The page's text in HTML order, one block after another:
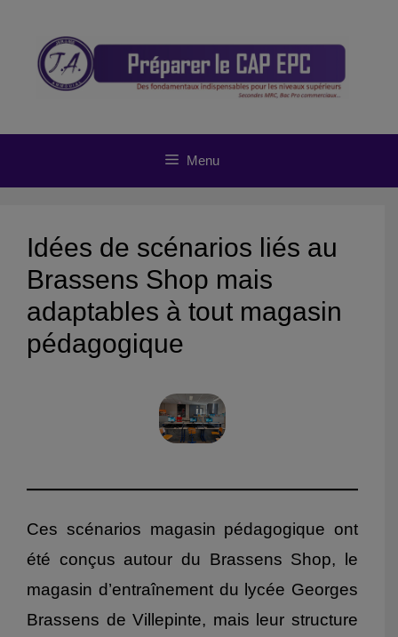
contenu
Menu
Idées de scénarios liés au
Brassens Shop mais
adaptables à tout magasin
pédagogique
Ces scénarios magasin pédagogique ont
été conçus autour du Brassens Shop, le
magasin d’entraînement du lycée Georges
Brassens de Villepinte, mais leur structure